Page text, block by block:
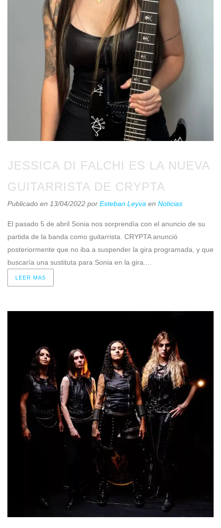
JESSICA DI FALCHI ES LA NUEVA
GUITARRISTA DE CRYPTA
Publicado en 13/04/2022 por Esteban Leyva en Noticias
El pasado 5 de abril Sonia nos sorprendía con el anuncio de su
partida de la banda como guitarrista. CRYPTA anunció
posteriormente que no iba a suspender la gira programada, y que
buscaría una sustituta para Sonia en la gira....
LEER MAS